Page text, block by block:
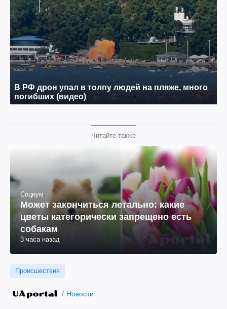
Читайте также
Социум
Может закончиться летально: какие
цветы категорически запрещено есть
собакам
3 часа назад
Происшествия
Новости